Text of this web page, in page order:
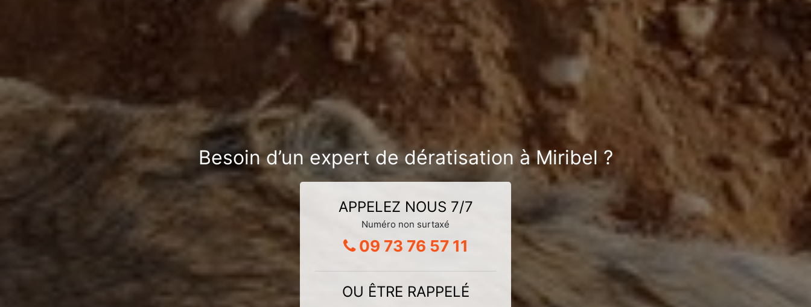
Besoin d’un expert de dératisation à Miribel ?
APPELEZ NOUS 7/7
Numéro non surtaxé
09 73 76 57 11
OU ÊTRE RAPPELÉ